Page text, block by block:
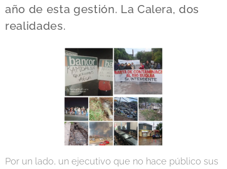
año de esta gestión. La Calera, dos
realidades.
Por un lado, un ejecutivo que no hace público sus